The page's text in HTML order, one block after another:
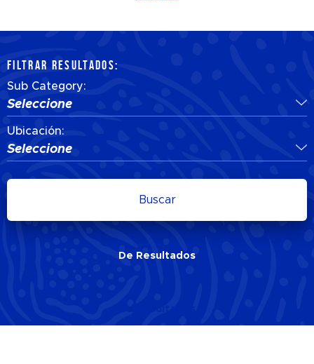
FILTRAR RESULTADOS:
Sub Category:
Seleccione
Ubicación:
Seleccione
Buscar
De Resultados